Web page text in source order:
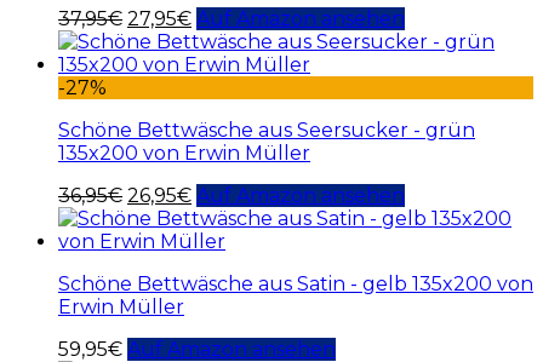
37,95€ 27,95€ Auf Amazon ansehen
-27%
Schöne Bettwäsche aus Seersucker - grün
135x200 von Erwin Müller
36,95€ 26,95€ Auf Amazon ansehen
Schöne Bettwäsche aus Satin - gelb 135x200 von
Erwin Müller
59,95€ Auf Amazon ansehen